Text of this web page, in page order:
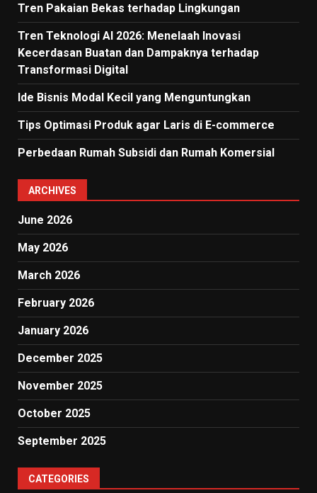
Tren Pakaian Bekas terhadap Lingkungan
Tren Teknologi AI 2026: Menelaah Inovasi
Kecerdasan Buatan dan Dampaknya terhadap
Transformasi Digital
Ide Bisnis Modal Kecil yang Menguntungkan
Tips Optimasi Produk agar Laris di E-commerce
Perbedaan Rumah Subsidi dan Rumah Komersial
ARCHIVES
June 2026
May 2026
March 2026
February 2026
January 2026
December 2025
November 2025
October 2025
September 2025
CATEGORIES